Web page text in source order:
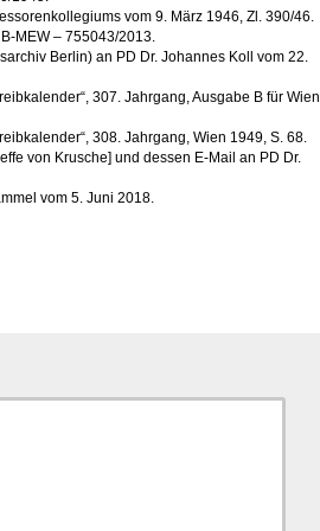
vom 9. März 1946, Zl. 390/46.
MEW – 755043/2013.
Berlin) an PD Dr. Johannes Koll vom 22.
307. Jahrgang, Ausgabe B für
308. Jahrgang, Wien 1949, S. 68.
von Krusche] und dessen E-Mail an PD Dr.
vom 5. Juni 2018.